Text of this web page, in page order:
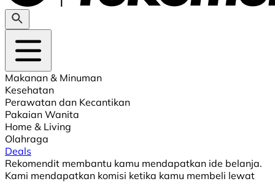
Makanan & Minuman
Kesehatan
Perawatan dan Kecantikan
Pakaian Wanita
Home & Living
Olahraga
Deals
Rekomendit membantu kamu mendapatkan ide belanja.
Kami mendapatkan komisi ketika kamu membeli lewat